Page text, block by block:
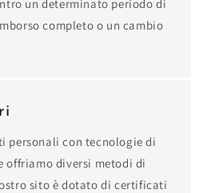
un determinato periodo di
completo o un cambio
personali con tecnologie di
offriamo diversi metodi di
sito è dotato di certificati